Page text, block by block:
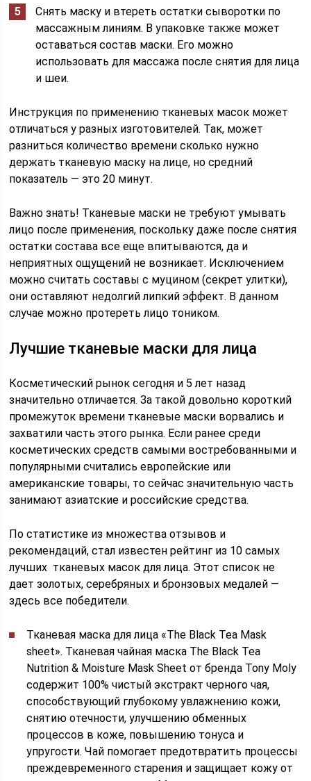
Снять маску и втереть остатки сыворотки по
массажным линиям. В упаковке также может
оставаться состав маски. Его можно
использовать для массажа после снятия для лица
и шеи.
Инструкция по применению тканевых масок может
отличаться у разных изготовителей. Так, может
разниться количество времени сколько нужно
держать тканевую маску на лице, но средний
показатель — это 20 минут.
Важно знать! Тканевые маски не требуют умывать
лицо после применения, поскольку даже после снятия
остатки состава все еще впитываются, да и
неприятных ощущений не возникает. Исключением
можно считать составы с муцином (секрет улитки),
они оставляют недолгий липкий эффект. В данном
случае можно протереть лицо тоником.
Лучшие тканевые маски для лица
Косметический рынок сегодня и 5 лет назад
значительно отличается. За такой довольно короткий
промежуток времени тканевые маски ворвались и
захватили часть этого рынка. Если ранее среди
косметических средств самыми востребованными и
популярными считались европейские или
американские товары, то сейчас значительную часть
занимают азиатские и российские средства.
По статистике из множества отзывов и
рекомендаций, стал известен рейтинг из 10 самых
лучших тканевых масок для лица. Этот список не
дает золотых, серебряных и бронзовых медалей —
здесь все победители.
Тканевая маска для лица «The Black Tea Mask
sheet». Тканевая чайная маска The Black Tea
Nutrition & Moisture Mask Sheet от бренда Tony Moly
содержит 100% чистый экстракт черного чая,
способствующий глубокому увлажнению кожи,
снятию отечности, улучшению обменных
процессов в коже, повышению тонуса и
упругости. Чай помогает предотвратить процессы
преждевременного старения и защищает кожу от